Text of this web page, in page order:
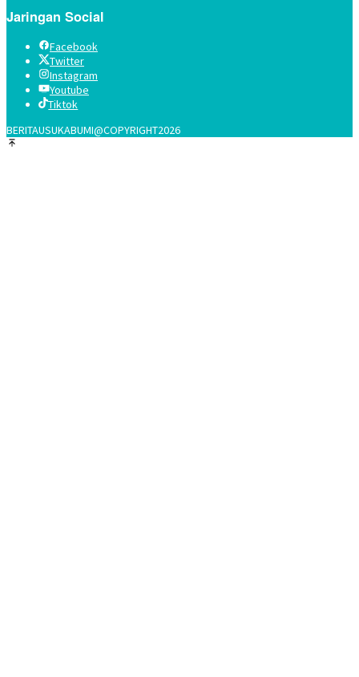
Jaringan Social
Facebook
Twitter
Instagram
Youtube
Tiktok
BERITAUSUKABUMI@COPYRIGHT2026